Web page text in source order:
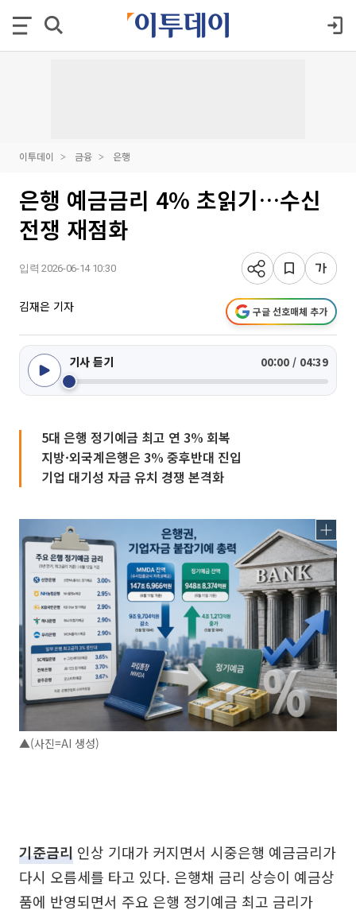
이투데이 금융 은행
은행 예금금리 4% 초읽기…수신
전쟁 재점화
입력 2026-06-14 10:30
김재은 기자 구글 선호매체 추가
기사 듣기 00:00 / 04:39
5대 은행 정기예금 최고 연 3% 회복
지방·외국계은행은 3% 중후반대 진입
기업 대기성 자금 유치 경쟁 본격화
▲(사진=AI 생성)
기준금리 인상 기대가 커지면서 시중은행 예금금리가
다시 오름세를 타고 있다. 은행채 금리 상승이 예금상
품에 반영되면서 주요 은행 정기예금 최고 금리가